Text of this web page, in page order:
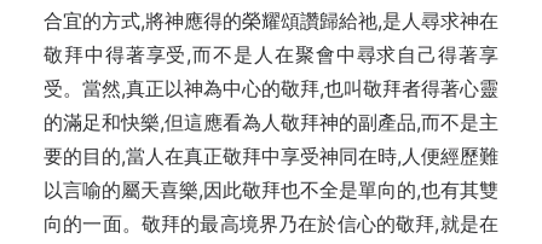
合宜的方式,將神應得的榮耀頌讚歸給祂,是人尋求神在
敬拜中得著享受,而不是人在聚會中尋求自己得著享
受。當然,真正以神為中心的敬拜,也叫敬拜者得著心靈
的滿足和快樂,但這應看為人敬拜神的副產品,而不是主
要的目的,當人在真正敬拜中享受神同在時,人便經歷難
以言喻的屬天喜樂,因此敬拜也不全是單向的,也有其雙
向的一面。敬拜的最高境界乃在於信心的敬拜,就是在